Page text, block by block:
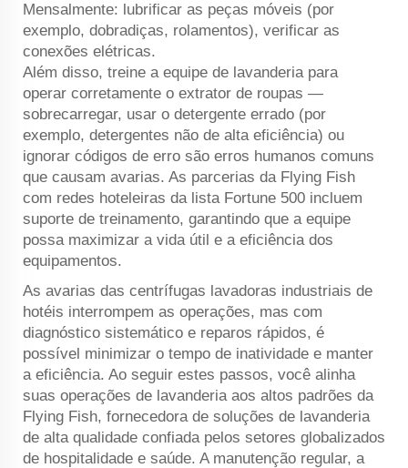
Mensalmente: lubrificar as peças móveis (por
exemplo, dobradiças, rolamentos), verificar as
conexões elétricas.
Além disso, treine a equipe de lavanderia para
operar corretamente o extrator de roupas —
sobrecarregar, usar o detergente errado (por
exemplo, detergentes não de alta eficiência) ou
ignorar códigos de erro são erros humanos comuns
que causam avarias. As parcerias da Flying Fish
com redes hoteleiras da lista Fortune 500 incluem
suporte de treinamento, garantindo que a equipe
possa maximizar a vida útil e a eficiência dos
equipamentos.
As avarias das centrífugas lavadoras industriais de
hotéis interrompem as operações, mas com
diagnóstico sistemático e reparos rápidos, é
possível minimizar o tempo de inatividade e manter
a eficiência. Ao seguir estes passos, você alinha
suas operações de lavanderia aos altos padrões da
Flying Fish, fornecedora de soluções de lavanderia
de alta qualidade confiada pelos setores globalizados
de hospitalidade e saúde. A manutenção regular, a